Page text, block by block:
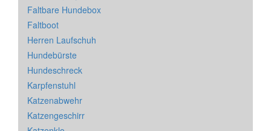
Faltbare Hundebox
Faltboot
Herren Laufschuh
Hundebürste
Hundeschreck
Karpfenstuhl
Katzenabwehr
Katzengeschirr